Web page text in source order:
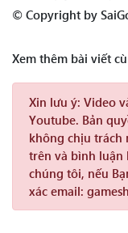
© Copyright by
Xem thêm bài viết
Xin lưu ý: Video
Youtube. Bản
không chịu trách
trên và bình luận
chúng tôi, nếu
xác email: